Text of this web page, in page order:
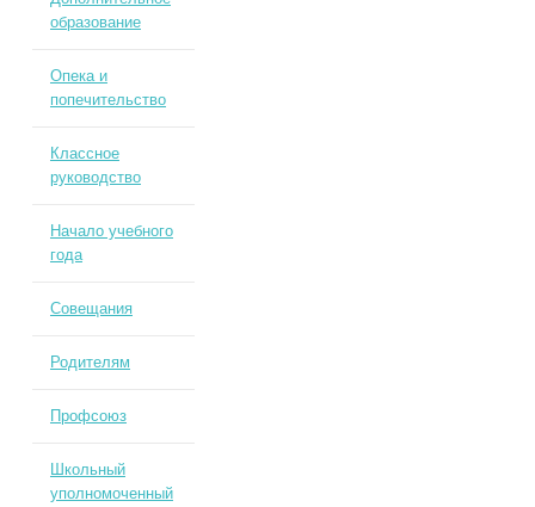
образование
Опека и
попечительство
Классное
руководство
Начало учебного
года
Совещания
Родителям
Профсоюз
Школьный
уполномоченный